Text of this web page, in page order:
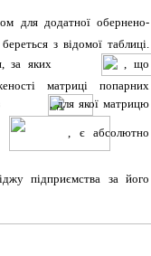
для додатної обернено-
з відомої таблиці.
за яких
, що
матриці попарних
, для якої матрицю
, є абсолютно
підприємства за його